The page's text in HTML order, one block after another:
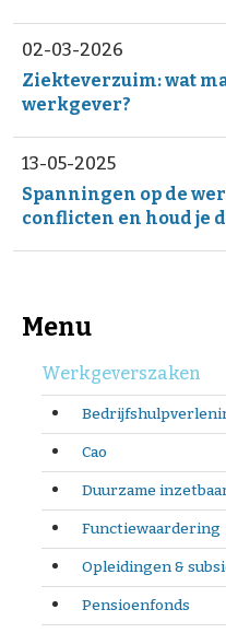
02-03-2026
Ziekteverzuim: wat
werkgever?
13-05-2025
Spanningen op de
conflicten en houd je
Menu
Werkgeverszaken
Cao
Duurzame
Functiewaardering
Opleidingen &
Pensioenfonds